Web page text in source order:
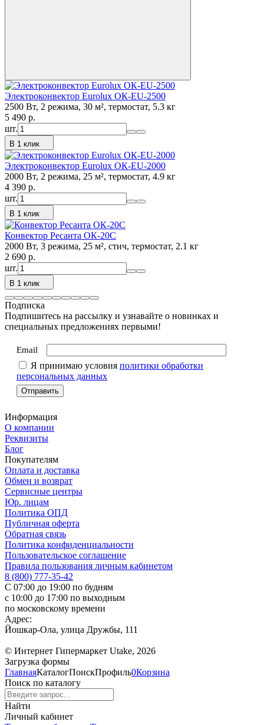
Электроконвектор Eurolux ОК-EU-2500
2500 Вт, 2 режима, 30 м², термостат, 5.3 кг
5 490 p.
шт.
В 1 клик
Электроконвектор Eurolux ОК-EU-2000
2000 Вт, 2 режима, 25 м², термостат, 4.9 кг
4 390 p.
шт.
В 1 клик
Конвектор Ресанта ОК-20С
2000 Вт, 3 режима, 25 м², стич, термостат, 2.1 кг
2 690 p.
шт.
В 1 клик
Подписка
Подпишитесь на рассылку и узнавайте о новинках и
специальных предложениях первыми!
Email
Я принимаю условия политики обработки
персональных данных
Информация
О компании
Реквизиты
Блог
Покупателям
Оплата и доставка
Обмен и возврат
Сервисные центры
Юр. лицам
Политика ОПД
Публичная оферта
Обратная связь
Политика конфиденциальности
Пользовательское соглашение
Правила пользования личным кабинетом
8 (800) 777-35-42
С 07:00 до 19:00 по будням
с 10:00 до 17:00 по выходным
по московскому времени
Адрес:
Йошкар-Ола, улица Дружбы, 111
© Интернет Гипермаркет Utake, 2026
Загрузка формы
ГлавнаяКаталогПоискПрофиль0Корзина
Поиск по каталогу
Найти
Личный кабинет